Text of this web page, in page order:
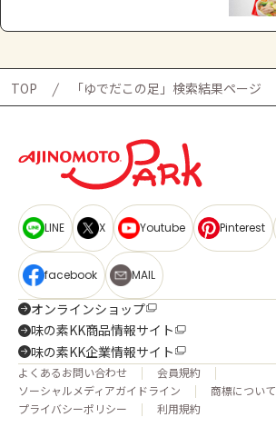
TOP 「ゆでだこの足」検索結果ページ
LINE X Youtube Pinterest
facebook MAIL
オンラインショップ
味の素KK商品情報サイト
味の素KK企業情報サイト
よくあるお問い合わせ
会員規約
ソーシャルメディアガイドライン
商標について
プライバシーポリシー
利用規約